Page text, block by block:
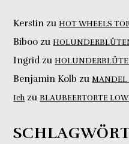
Kerstin zuHOT WHEELS
Biboo zu
Ingridzu
Benjamin Kolb zuMANDEL
Ich zuBLAUBEERTORTE